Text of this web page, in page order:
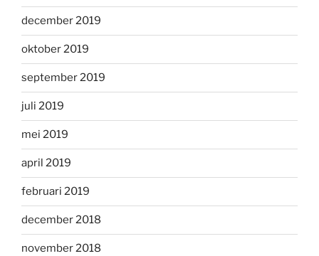
december 2019
oktober 2019
september 2019
juli 2019
mei 2019
april 2019
februari 2019
december 2018
november 2018